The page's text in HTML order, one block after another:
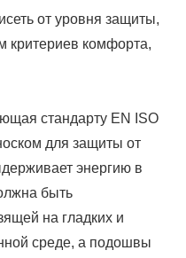
от уровня защиты,
критериев комфорта,
стандарту EN ISO
для защиты от
энергию в
быть
на гладких и
среде, а подошвы